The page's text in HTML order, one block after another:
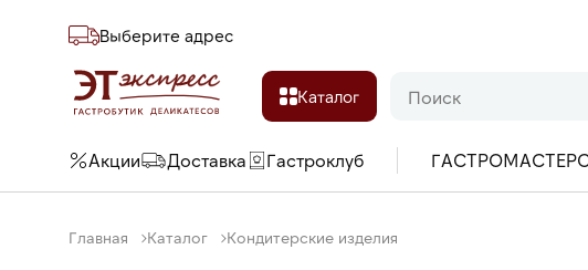
Выберите адреc
Каталог
Акции Доставка Гастроклуб ГАСТРОМАСТЕР
Главная Каталог Кондитерские изделия